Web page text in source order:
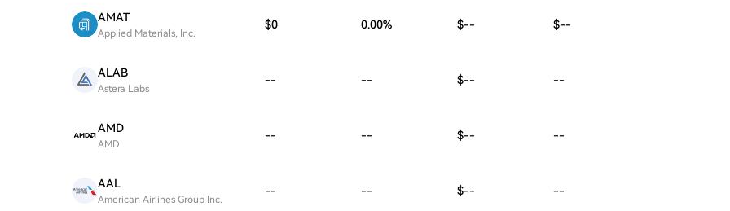
AMAT
Applied Materials, Inc.
$0 0.00% $-- $--
ALAB
Astera Labs
-- -- $-- --
AMD
AMD
-- -- $-- --
AAL
American Airlines Group Inc.
-- -- $-- --